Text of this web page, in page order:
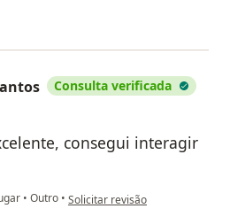
Consulta verificada
consegui interagir
• Outro • na opinião do utilizador Bruna
Solicitar revisão